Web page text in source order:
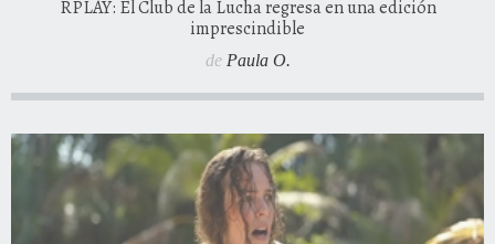
RPLAY: El Club de la Lucha regresa en una edición
imprescindible
de Paula O.